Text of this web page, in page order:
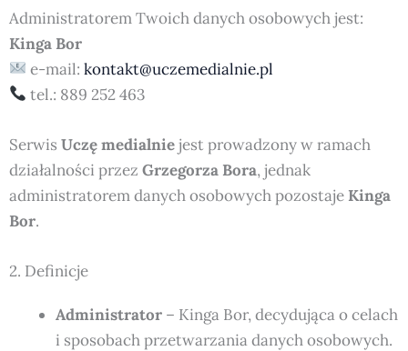
Administratorem Twoich danych osobowych jest:
Kinga Bor
e-mail:kontakt@uczemedialnie.pl
tel.: 889 252 463
Serwis Uczę medialniejest prowadzony w ramach
działalności przez Grzegorza Bora, jednak
administratorem danych osobowych pozostaje Kinga
Bor.
2. Definicje
Administrator – Kinga Bor, decydująca o celach
i sposobach przetwarzania danych osobowych.